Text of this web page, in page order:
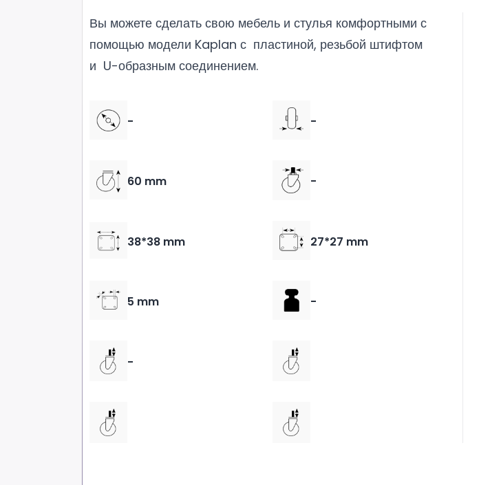
Вы можете сделать свою мебель и стулья комфортными с
помощью модели Kaplan с пластиной, резьбой штифтом
и U-образным соединением.
- -
60 mm -
38*38 mm 27*27 mm
5 mm -
-